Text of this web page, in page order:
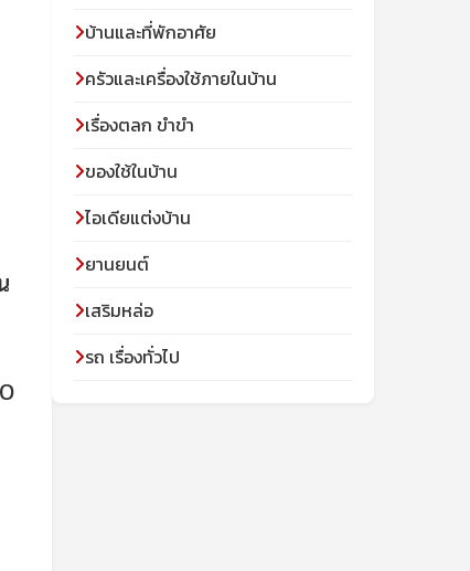
บ้านและที่พักอาศัย
ครัวและเครื่องใช้ภายในบ้าน
เรื่องตลก ขำขำ
ของใช้ในบ้าน
ไอเดียแต่งบ้าน
ยานยนต์
เสริมหล่อ
รถ เรื่องทั่วไป